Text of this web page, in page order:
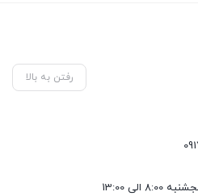
رفتن به بالا